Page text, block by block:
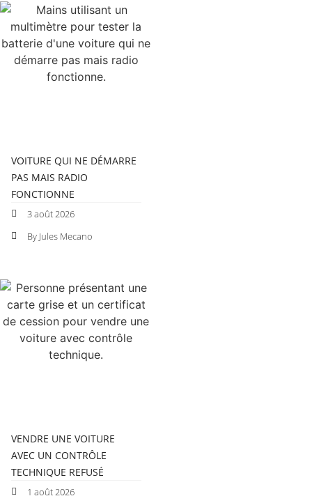
VOITURE QUI NE DÉMARRE
PAS MAIS RADIO
FONCTIONNE
3 août 2026
By Jules Mecano
VENDRE UNE VOITURE
AVEC UN CONTRÔLE
TECHNIQUE REFUSÉ
1 août 2026